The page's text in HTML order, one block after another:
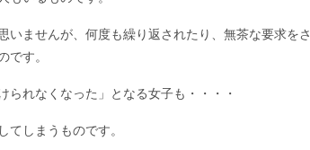
ませんが、何度も繰り返されたり、無茶な要求をさ
です。
られなくなった」となる女子も・・・・
しまうものです。